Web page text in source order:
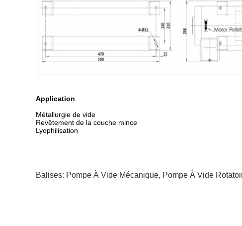
Application
Métallurgie de vide
Revêtement de la couche mince
Lyophilisation
Balises: Pompe À Vide Mécanique, Pompe À Vide